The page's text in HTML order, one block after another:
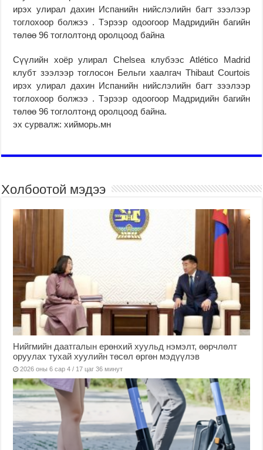
Сүүлийн хоёр улирал Chelsea клубээс Atlético Madrid
клубт зээлээр тоглосон Бельги хаалгач Thibaut Courtois
ирэх улирал дахин Испанийн нийслэлийн багт зээлээр
тоглохоор болжээ . Тэрээр одоогоор Мадридийн багийн
төлөө 96 тоглолтонд оролцоод байна.
эх сурвалж: хийморь.мн
Холбоотой мэдээ
Нийгмийн даатгалын ерөнхий хуульд нэмэлт, өөрчлөлт
оруулах тухай хуулийн төсөл өргөн мэдүүлэв
2026 оны 6 сар 4 / 17 цаг 36 минут